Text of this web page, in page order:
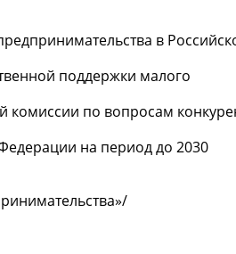
в
поддержки малого
комиссии по вопросам
на период до 2030